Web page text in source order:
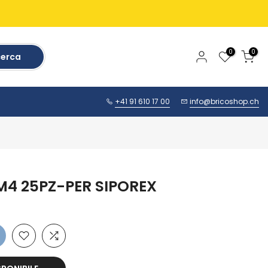
0 0
+41 91 610 17 00 info@bricoshop.ch
25PZ-PER SIPOREX